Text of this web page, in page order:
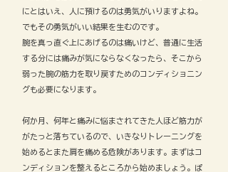
にとはいえ、人に預けるのは勇気がいりますよね。
でもその勇気がいい結果を生むのです。
腕を真っ直ぐ上にあげるのは痛いけど、普通に生活
する分には痛みが気にならなくなったら、そこから
弱った腕の筋力を取り戻すためのコンディショニン
グも必要になります。
何か月、何年と痛みに悩まされてきた人ほど筋力が
がたっと落ちているので、いきなりトレーニングを
始めるとまた肩を痛める危険があります。まずはコ
ンディションを整えるところから始めましょう。 ぽ